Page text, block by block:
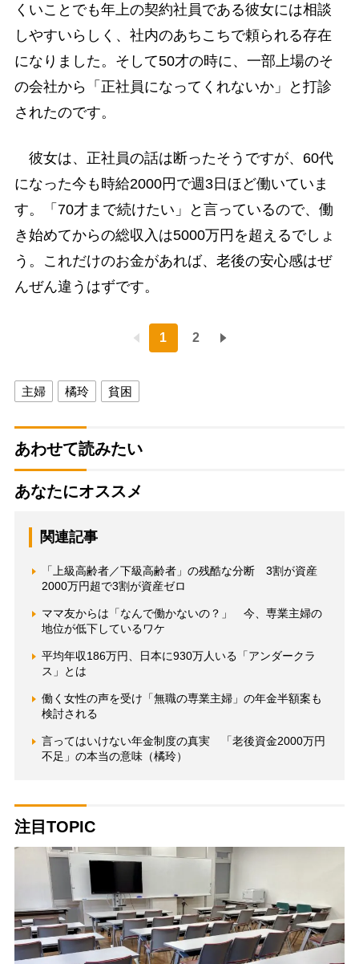
くいことでも年上の契約社員である彼女には相談
しやすいらしく、社内のあちこちで頼られる存在
になりました。そして50才の時に、一部上場のそ
の会社から「正社員になってくれないか」と打診
されたのです。
彼女は、正社員の話は断ったそうですが、60代
になった今も時給2000円で週3日ほど働いていま
す。「70才まで続けたい」と言っているので、働
き始めてからの総収入は5000万円を超えるでしょ
う。これだけのお金があれば、老後の安心感はぜ
んぜん違うはずです。
1 2
主婦 橘玲 貧困
あわせて読みたい
あなたにオススメ
関連記事
「上級高齢者／下級高齢者」の残酷な分断 3割が資産
2000万円超で3割が資産ゼロ
ママ友からは「なんで働かないの？」 今、専業主婦の
地位が低下しているワケ
平均年収186万円、日本に930万人いる「アンダークラ
ス」とは
働く女性の声を受け「無職の専業主婦」の年金半額案も
検討される
言ってはいけない年金制度の真実 「老後資金2000万円
不足」の本当の意味（橘玲）
注目TOPIC